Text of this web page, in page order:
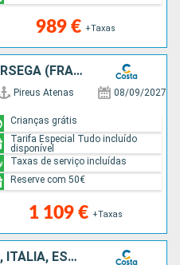
989 € +Taxas
GRÉCIA, MALTA, ITÁLIA, CÓRSEGA (FRANÇA), FRANÇA, ESPANHA
Pireus Atenas 08/09/2027
1 109 € +Taxas
Crianças grátis
Tarifa Especial Tudo incluído
disponível
Taxas de serviço incluídas
Reserve com 50€
GRÉCIA, TURQUIA, TUNÍSIA, ITÁLIA, ESPANHA, FRANÇA